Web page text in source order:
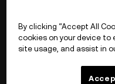
Product
By clicking “Accept All
cookies on your device
site usage, and assist in